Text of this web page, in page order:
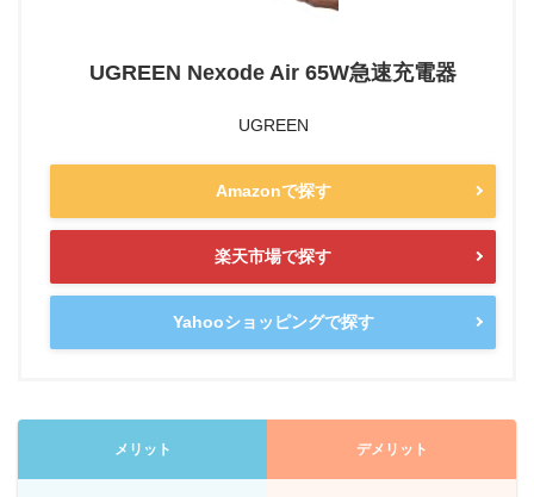
UGREEN Nexode Air 65W急速充電器
UGREEN
Amazonで探す
楽天市場で探す
Yahooショッピングで探す
メリット デメリット